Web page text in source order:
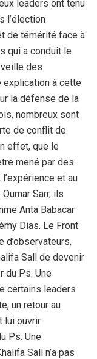
leaders ont tenu
l’élection
de témérité face à
qui a conduit le
veille des
explication à cette
la défense de la
nombreux sont
de conflit de
effet, que le
mené par des
et au
Sarr, ils
Anta Babacar
Dias. Le Front
d’observateurs,
Sall de devenir
du Ps. Une
certains leaders
un retour au
lui ouvrir
Ps. Une
Sall n’a pas